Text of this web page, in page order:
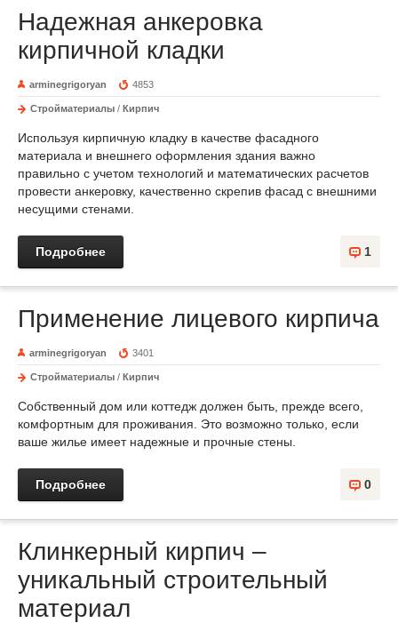
Надежная анкеровка
кирпичной кладки
arminegrigoryan 4853
Стройматериалы / Кирпич
Используя кирпичную кладку в качестве фасадного
материала и внешнего оформления здания важно
правильно с учетом технологий и математических расчетов
провести анкеровку, качественно скрепив фасад с внешними
несущими стенами.
1
Подробнее
Применение лицевого кирпича
arminegrigoryan 3401
Стройматериалы / Кирпич
Собственный дом или коттедж должен быть, прежде всего,
комфортным для проживания. Это возможно только, если
ваше жилье имеет надежные и прочные стены.
0
Подробнее
Клинкерный кирпич –
уникальный строительный
материал